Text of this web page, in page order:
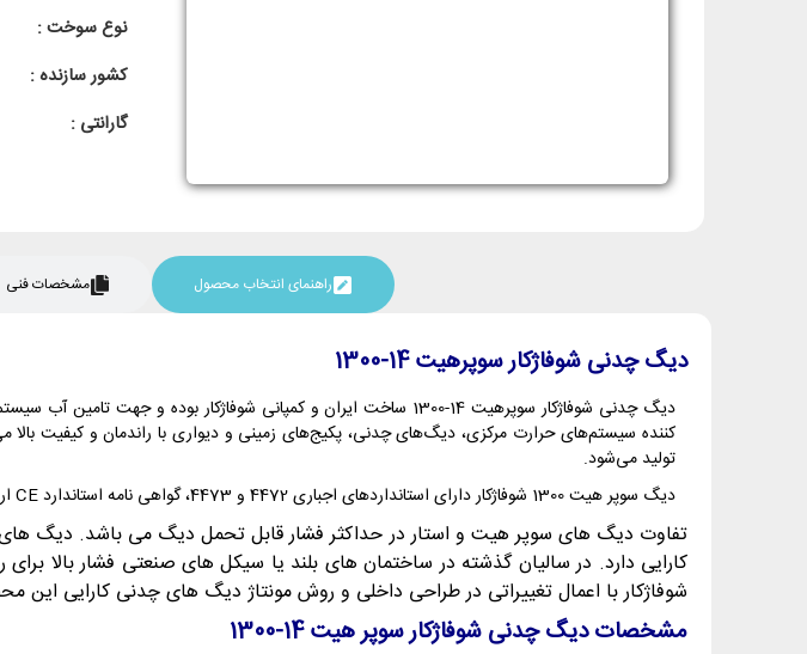
نوع سوخت :
کشور سازنده :
گارانتی :
راهنمای انتخاب محصول مشخصات فنی
دیگ چدنی شوفاژکار سوپرهیت 14-1300
دیگ چدنی شوفاژکار سوپرهیت 14-1300 ساخت ایران و کمپانی شوفاژکار بوده و جهت تامین آب سیستم گرمایشی منازل بکار می‌رود. شرکت صنعتی
تولید می‌شود.
دیگ سوپر هیت 1300 شوفاژکار دارای استانداردهای اجباری 4472 و 4473، گواهی نامه استاندارد CE اروپا و همچنین گواهی نامه مدیریت کیفیت ISO 9001:2015 از کمپانی SGS سوئیس می‌باشد.
شوفاژکار با اعمال تغییراتی در طراحی داخلی و روش مونتاژ دیگ های چدنی کارایی
مشخصات دیگ چدنی شوفاژکار سوپر هیت 14-1300